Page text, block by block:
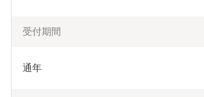
受付期間
通年